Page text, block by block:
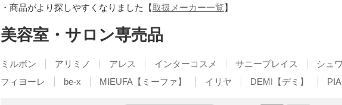
・商品がより探しやすくなりました【取扱メーカー一覧】
美容室・サロン専売品
ミルボン アリミノ アレス インターコスメ サニープレイス シュ
フィヨーレ
be-x MIEUFA【ミーファ】 イリヤ DEMI【デミ】